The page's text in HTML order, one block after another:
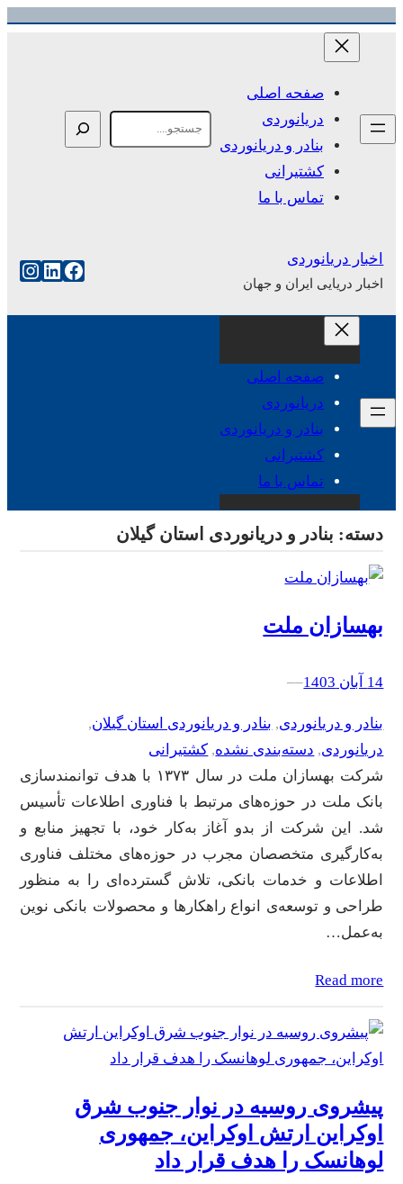
رفتن
صفحه اصلی
دریانوردی
بنادر و دریانوردی
کشتیرانی
تماس با ما
اخبار دریانوردی
اخبار دریایی ایران و جهان
فیس‌بوک
صفحه اصلی
دریانوردی
بنادر و دریانوردی
کشتیرانی
تماس با ما
دسته: بنادر و دریانوردی استان گیلان
بهسازان ملت
14 آبان 1403 –
–
بنادر و دریانوردی, بنادر و دریانوردی استان گیلان,
دریانوردی, دسته‌بندی نشده, کشتیرانی
شرکت بهسازان ملت در سال ۱۳۷۳ با هدف توانمندسازی
بانک ملت در حوزه‌های مرتبط با فناوری اطلاعات تأسیس
شد. این شرکت از بدو آغاز به‌کار خود، با تجهیز منابع و
به‌کارگیری متخصصان مجرب در حوزه‌های مختلف فناوری
اطلاعات و خدمات بانکی، تلاش گسترده‌ای را به منظور
طراحی و توسعه‌ی انواع راهکارها و محصولات بانکی نوین
به‌عمل…
Read more
پیشروی روسیه در نوار جنوب شرق
اوکراین ارتش اوکراین، جمهوری
لوهانسک را هدف قرار داد